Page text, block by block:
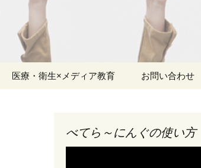
体験版申込み
商品チラシ
医療・衛生×メディア教育 お問い合わせ
べてら～にんぐの使い方